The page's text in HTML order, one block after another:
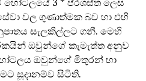
වල ගුණාත්මක බව හා එහි
සැලකිල්ලට ගනී. මෙහි
ඔවුන්ගේ කැමැත්ත අනුව
ඔවුන්ගේ මිතුරන් හා
සූදානම්ව සිටිති.